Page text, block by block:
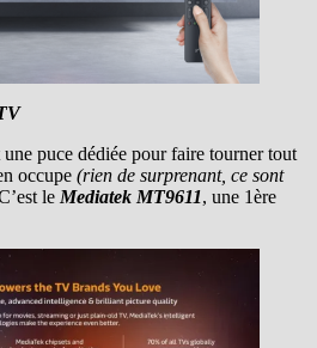
puce dédiée pour faire tourner tout
occupe (rien de surprenant, ce sont
le Mediatek MT9611, une 1ère